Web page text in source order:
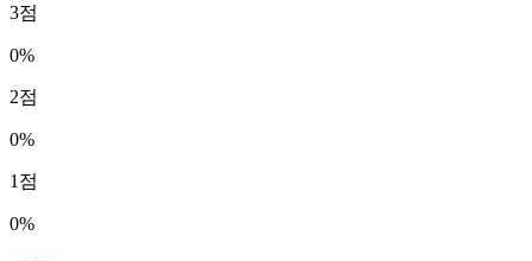
3점
0%
2점
0%
1 점
0%